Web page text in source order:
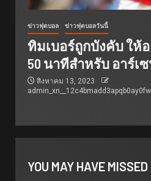
ข่าวฟุตบอล ข่าวฟุตบอลวันนี้
ทิมเบอร์ถูกบังคับ ให้
50 นาทีสำหรับ อาร์เ
สิงหาคม 13, 2023
YOU MAY HAVE MISSED